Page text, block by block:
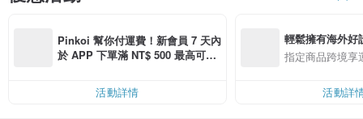
Pinkoi 幫你付運費！新會員 7 天內
於 APP 下單滿 NT$ 500 最高可折
活動詳情
輕鬆擁有海外好
指定商品跨境享
活動詳